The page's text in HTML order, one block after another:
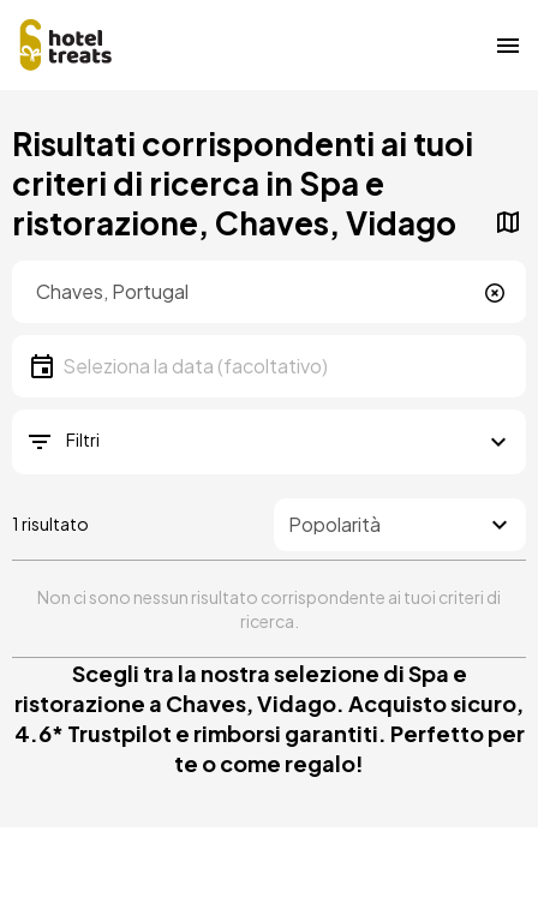
contenuto
principale
Risultati corrispondenti ai tuoi
criteri di ricerca in Spa e
ristorazione, Chaves, Vidago
Data
Seleziona la data
Filtri
1 risultato
Non ci sono nessun risultato corrispondente ai tuoi criteri di
ricerca.
Scegli tra la nostra selezione di Spa e
ristorazione a Chaves, Vidago. Acquisto sicuro,
4.6* Trustpilot e rimborsi garantiti. Perfetto per
te o come regalo!